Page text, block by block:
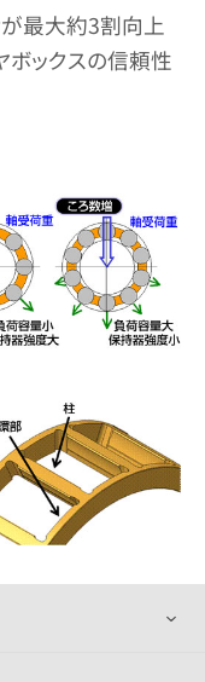
最大約3割向上
ボックスの信頼性
列